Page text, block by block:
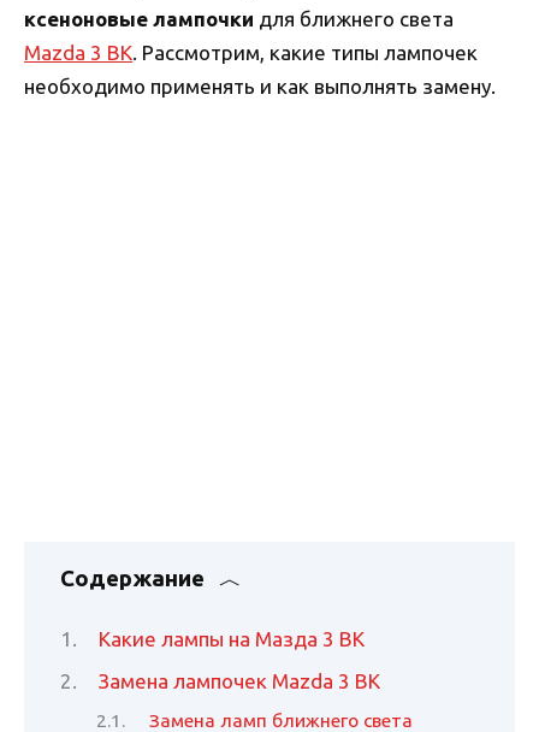
ксеноновые лампочки для ближнего света
Mazda 3 BK . Рассмотрим, какие типы лампочек
необходимо применять и как выполнять замену.
Содержание
Какие лампы на Мазда 3 BK
Замена лампочек Mazda 3 BK
Замена ламп ближнего света